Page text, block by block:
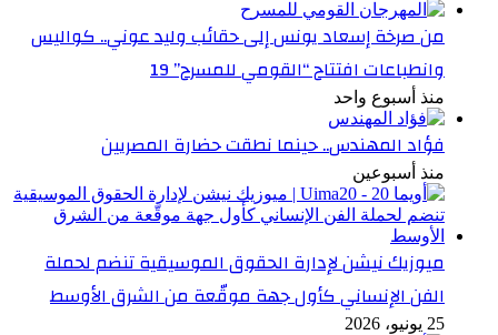
من صرخة إسعاد يونس إلى حقائب وليد عوني.. كواليس
وانطباعات افتتاح “القومي للمسرح” 19
منذ أسبوع واحد
فؤاد المهندس.. حينما نطقت حضارة المصريين
منذ أسبوعين
ميوزيك نيشن لإدارة الحقوق الموسيقية تنضم لحملة
الفن الإنساني كأول جهة موقّعة من الشرق الأوسط
25 يونيو، 2026